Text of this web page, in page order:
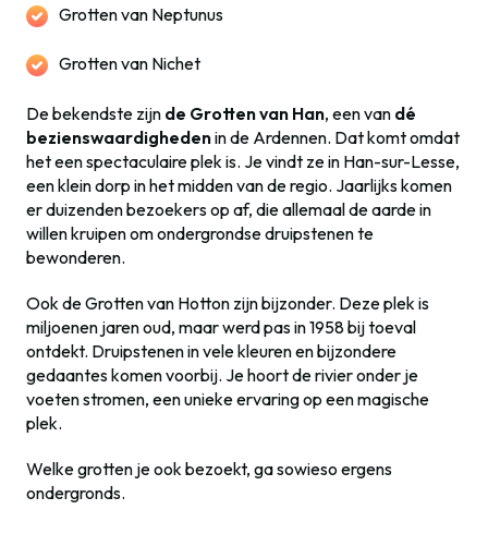
Grotten van Neptunus
Grotten van Nichet
De bekendste zijn de Grotten van Han, een van dé
bezienswaardighedenin de Ardennen. Dat komt omdat
het een spectaculaire plek is. Je vindt ze in Han-sur-Lesse,
een klein dorp in het midden van de regio. Jaarlijks komen
er duizenden bezoekers op af, die allemaal de aarde in
willen kruipen om ondergrondse druipstenen te
bewonderen.
Ook de Grotten van Hotton zijn bijzonder. Deze plek is
miljoenen jaren oud, maar werd pas in 1958 bij toeval
ontdekt. Druipstenen in vele kleuren en bijzondere
gedaantes komen voorbij. Je hoort de rivier onder je
voeten stromen, een unieke ervaring op een magische
plek.
Welke grotten je ook bezoekt, ga sowieso ergens
ondergronds.